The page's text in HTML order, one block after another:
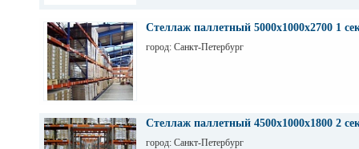
Стеллаж паллетный 5000х1000х2700 1
город: Санкт-Петербург
Стеллаж паллетный 4500х1000х1800 2
город: Санкт-Петербург